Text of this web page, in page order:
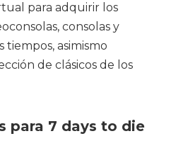
para adquirir los
consolas y
tiempos, asimismo
de clásicos de los
para 7 days to die